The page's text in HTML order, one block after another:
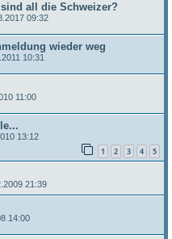
all die Schweizer?
09:32
wieder weg
10:31
11:00
13:12
1 2 3 4 5
21:39
14:00